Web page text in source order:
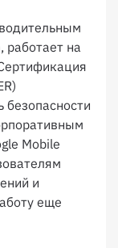
работает на
Mobile
и
еще